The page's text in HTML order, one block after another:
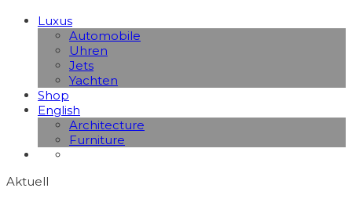
Luxus
Automobile
Uhren
Jets
Yachten
Shop
English
Architecture
Furniture
Aktuell